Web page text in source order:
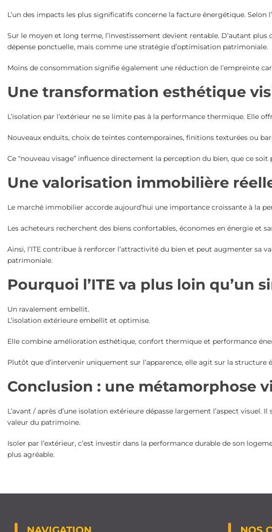
L’un des impacts les plus significatifs concerne la facture énergétique.
Sur le moyen et long terme, l’investissement devient rentable. D’autant
dépense ponctuelle, mais comme une stratégie d’optimisation patrimoniale.
Moins de consommation signifie également une réduction de l’empreinte
Une transformation esthétique
L’isolation par l’extérieur ne se limite pas à la performance thermique. Elle
Nouveaux enduits, choix de teintes contemporaines, finitions texturées ou
Ce “nouveau visage” influence directement la perception du bien, que ce soit
Une valorisation immobilière
Le marché immobilier accorde aujourd’hui une importance croissante à la
Les acheteurs recherchent des biens confortables, économes en énergie et
Ainsi, l’ITE contribue à renforcer l’attractivité du bien et peut augmenter sa
patrimoniale.
Pourquoi l’ITE va plus loin qu’un
Un ravalement embellit.
L’isolation extérieure embellit et optimise.
Elle combine amélioration esthétique, confort thermique et performance
Plutôt que d’intervenir uniquement sur l’apparence, elle agit sur la structure
Conclusion : une métamorphose
L’avant / après d’une isolation extérieure dépasse largement l’aspect
valeur du patrimoine.
Isoler par l’extérieur, c’est investir dans la performance durable de son
plus agréable.